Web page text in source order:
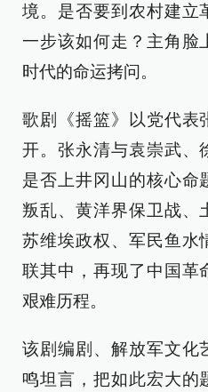
境。是否要到农村建立
一步该如何走？主角脸
时代的命运拷问。
歌剧《摇篮》以党代表
开。张永清与袁崇武、
是否上井冈山的核心命
叛乱、黄洋界保卫战、
苏维埃政权、军民鱼水
联其中，再现了中国革
艰难历程。
该剧编剧、解放军文化
鸣坦言，把如此宏大的